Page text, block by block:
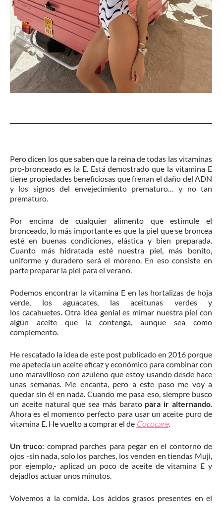
Pero dicen los que saben que la reina de todas las vitaminas
pro-bronceado es la E. Está demostrado que la vitamina E
tiene propiedades beneficiosas que frenan el daño del ADN
y los signos del envejecimiento prematuro… y no tan
prematuro.
Por encima de cualquier alimento que estimule el
bronceado, lo más importante es que la piel que se broncea
esté en buenas condiciones, elástica y bien preparada.
Cuanto más hidratada esté nuestra piel, más bonito,
uniforme y duradero será el moreno. En eso consiste en
parte preparar la piel para el verano.
Podemos encontrar la vitamina E en las hortalizas de hoja
verde, los aguacates, las aceitunas verdes y
los cacahuetes.Otra idea genial es mimar nuestra piel con
algún aceite que la contenga, aunque sea como
complemento.
He rescatado la idea de este post publicado en 2016 porque
me apetecía un aceite eficaz y económico para combinar con
uno maravilloso con azuleno que estoy usando desde hace
unas semanas. Me encanta, pero a este paso me voy a
quedar sin él en nada. Cuando me pasa eso, siempre busco
un aceite natural que sea más barato para ir alternando.
Ahora es el momento perfecto para usar un aceite puro de
vitamina E. He vuelto a comprar el de Cococare.
Un truco: comprad parches para pegar en el contorno de
ojos -sin nada, solo los parches, los venden en tiendas Muji,
por ejemplo,- aplicad un poco de aceite de vitamina E y
dejadlos actuar unos minutos.
Volvemos a la comida. Los ácidos grasos presentes en el